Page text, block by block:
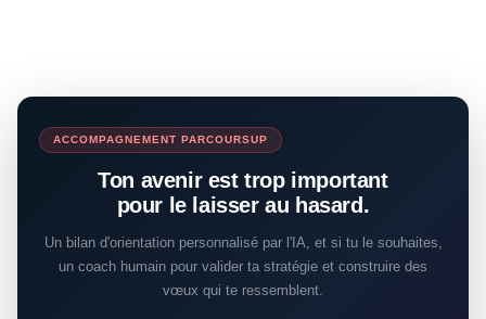
ACCOMPAGNEMENT PARCOURSUP
Ton avenir est trop important
pour le laisser au hasard.
Un bilan d'orientation personnalisé par l'IA, et si tu le souhaites,
un coach humain pour valider ta stratégie et construire des
vœux qui te ressemblent.